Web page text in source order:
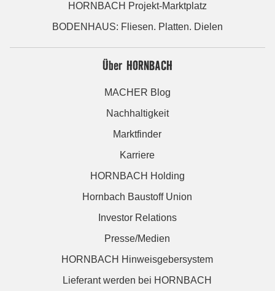
HORNBACH Projekt-Marktplatz
BODENHAUS: Fliesen. Platten. Dielen
Über HORNBACH
MACHER Blog
Nachhaltigkeit
Marktfinder
Karriere
HORNBACH Holding
Hornbach Baustoff Union
Investor Relations
Presse/Medien
HORNBACH Hinweisgebersystem
Lieferant werden bei HORNBACH